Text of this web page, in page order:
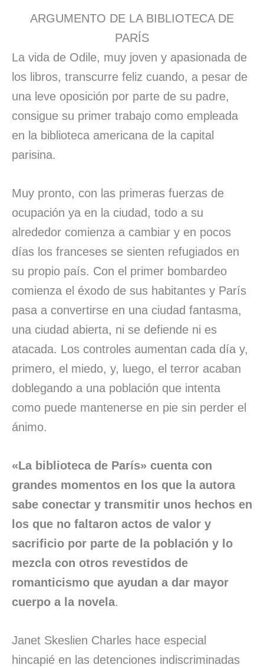
ARGUMENTO DE LA BIBLIOTECA DE
PARÍS
La vida de Odile, muy joven y apasionada de
los libros, transcurre feliz cuando, a pesar de
una leve oposición por parte de su padre,
consigue su primer trabajo como empleada
en la biblioteca americana de la capital
parisina.
Muy pronto, con las primeras fuerzas de
ocupación ya en la ciudad, todo a su
alrededor comienza a cambiar y en pocos
días los franceses se sienten refugiados en
su propio país. Con el primer bombardeo
comienza el éxodo de sus habitantes y París
pasa a convertirse en una ciudad fantasma,
una ciudad abierta, ni se defiende ni es
atacada. Los controles aumentan cada día y,
primero, el miedo, y, luego, el terror acaban
doblegando a una población que intenta
como puede mantenerse en pie sin perder el
ánimo.
«La biblioteca de París» cuenta con
grandes momentos en los que la autora
sabe conectar y transmitir unos hechos en
los que no faltaron actos de valor y
sacrificio por parte de la población y lo
mezcla con otros revestidos de
romanticismo que ayudan a dar mayor
cuerpo a la novela.
Janet Skeslien Charles hace especial
hincapié en las detenciones indiscriminadas